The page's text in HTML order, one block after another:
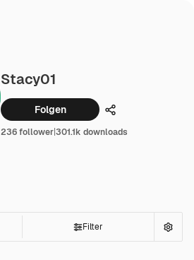
Stacy01
Folgen Teilen
236 follower|301.1k downloads
Filter